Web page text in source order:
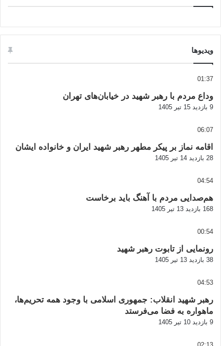
ویدیوها
01:37
وداع مردم با رهبر شهید در خیابان‌های تهران
9 بازدید 15 تیر 1405
06:07
اقامه نماز بر پیکر مطهر رهبر شهید ایران و خانواده ایشان
28 بازدید 14 تیر 1405
04:54
هم‌صدایی مردم با آهنگ باید برخاست
168 بازدید 13 تیر 1405
00:54
رونمایی از تابوت رهبر شهید
38 بازدید 13 تیر 1405
04:53
رهبر شهید انقلاب: جمهوری اسلامی با وجود همه تحریم‌ها،
ماهواره به فضا می‌فرستد
9 بازدید 10 تیر 1405
02:13